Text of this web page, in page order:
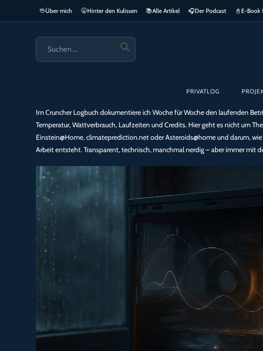
🖖Über mich 🤫Hinter den Kulissen 📚Alle Artikel 🎧​Der Podcast 📓 E-Book
PRIVATLOG
Im Cruncher Logbuch dokumentiere ich Woche für Woche den laufenden
Temperatur, Wattverbrauch, Laufzeiten und Credits. Hier geht es nicht um
Einstein@Home, climateprediction.net oder Asteroids@home und darum,
Arbeit entsteht. Transparent, technisch, manchmal nerdig – aber immer mit